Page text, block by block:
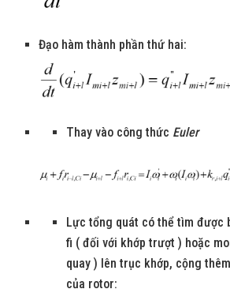
Đạo hàm thành phần thứ hai:
Thay vào công thức Euler
Lực tổng quát có thể tìm được
fi ( đối với khớp trượt ) hoặc
quay ) lên trục khớp, cộng
của rotor: